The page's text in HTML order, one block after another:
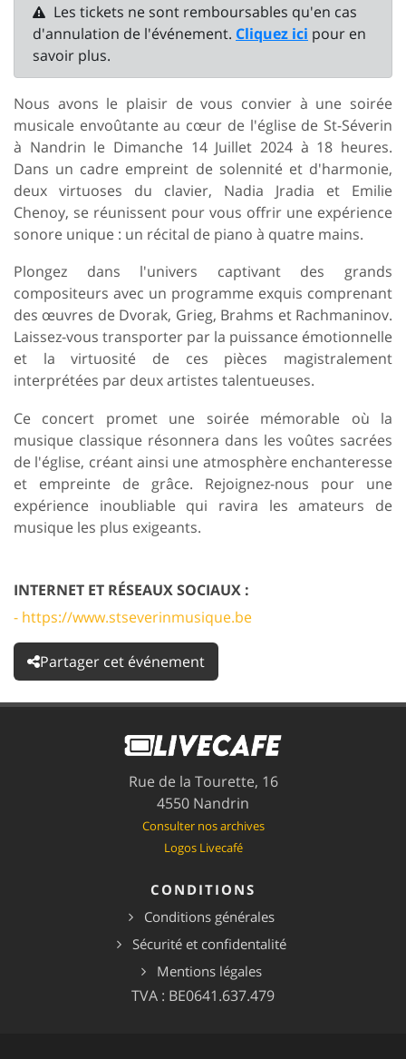
Les tickets ne sont remboursables qu'en cas
d'annulation de l'événement. Cliquez ici pour en
savoir plus.
Nous avons le plaisir de vous convier à une soirée
musicale envoûtante au cœur de l'église de St-Séverin
à Nandrin le Dimanche 14 Juillet 2024 à 18 heures.
Dans un cadre empreint de solennité et d'harmonie,
deux virtuoses du clavier, Nadia Jradia et Emilie
Chenoy, se réunissent pour vous offrir une expérience
sonore unique : un récital de piano à quatre mains.
Plongez dans l'univers captivant des grands
compositeurs avec un programme exquis comprenant
des œuvres de Dvorak, Grieg, Brahms et Rachmaninov.
Laissez-vous transporter par la puissance émotionnelle
et la virtuosité de ces pièces magistralement
interprétées par deux artistes talentueuses.
Ce concert promet une soirée mémorable où la
musique classique résonnera dans les voûtes sacrées
de l'église, créant ainsi une atmosphère enchanteresse
et empreinte de grâce. Rejoignez-nous pour une
expérience inoubliable qui ravira les amateurs de
musique les plus exigeants.
INTERNET ET RÉSEAUX SOCIAUX :
- https://www.stseverinmusique.be
Partager cet événement
Rue de la Tourette, 16
4550 Nandrin
Consulter nos archives
Logos Livecafé
CONDITIONS
Conditions générales
Sécurité et confidentalité
Mentions légales
TVA : BE0641.637.479